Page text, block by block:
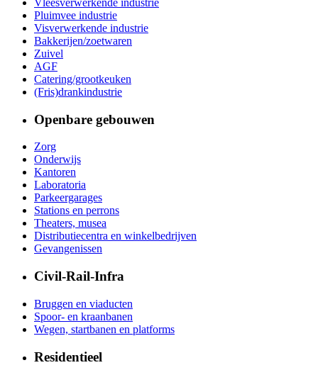
Vleesverwerkende industrie
Pluimvee industrie
Visverwerkende industrie
Bakkerijen/zoetwaren
Zuivel
AGF
Catering/grootkeuken
(Fris)drankindustrie
Openbare gebouwen
Zorg
Onderwijs
Kantoren
Laboratoria
Parkeergarages
Stations en perrons
Theaters, musea
Distributiecentra en winkelbedrijven
Gevangenissen
Civil-Rail-Infra
Bruggen en viaducten
Spoor- en kraanbanen
Wegen, startbanen en platforms
Residentieel